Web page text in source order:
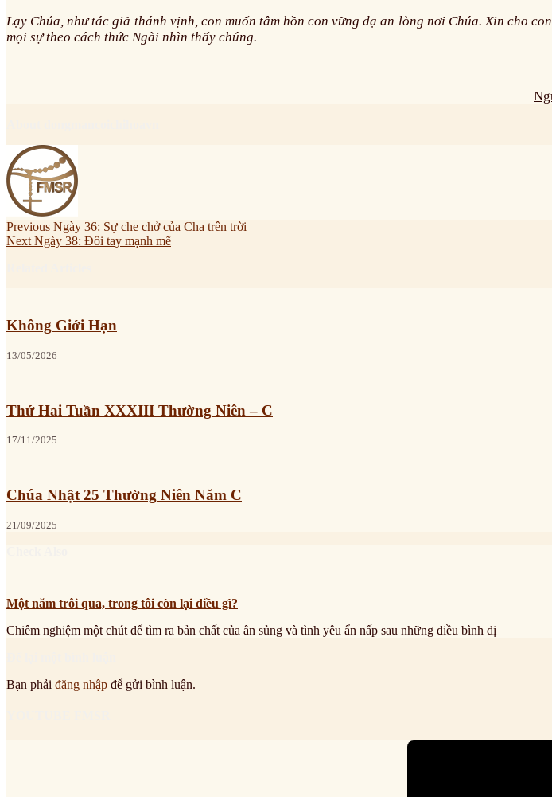
Lạy Chúa, như tác giả thánh vịnh, con muốn tâm hồn con vững dạ an lòng nơi Chúa. Xin cho
mọi sự theo cách thức Ngài nhìn thấy chúng.
Previous Ngày 36: Sự che chở của Cha trên trời
Next Ngày 38: Đôi tay mạnh mẽ
Không Giới Hạn
13/05/2026
Thứ Hai Tuần XXXIII Thường Niên – C
17/11/2025
Chúa Nhật 25 Thường Niên Năm C
21/09/2025
Một năm trôi qua, trong tôi còn lại điều gì?
Chiêm nghiệm một chút để tìm ra bản chất của ân sủng và tình yêu ẩn nấp sau những điều bình dị
Bạn phải đăng nhập để gửi bình luận.